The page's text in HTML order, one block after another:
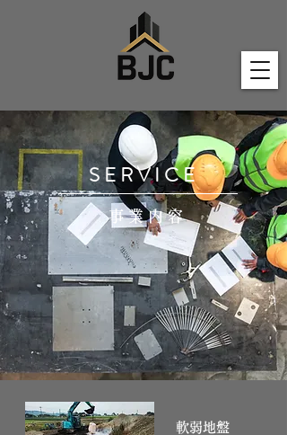
S E R V I C E
事 業 内 容
軟弱地盤